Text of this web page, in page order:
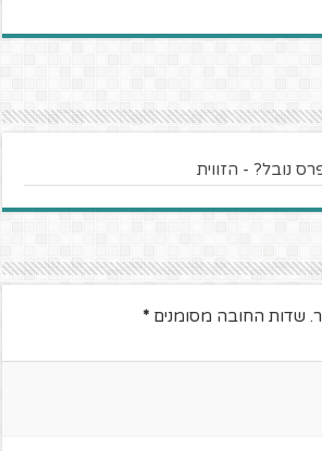
נובל? - הזווית
שדות החובה מסומנים*